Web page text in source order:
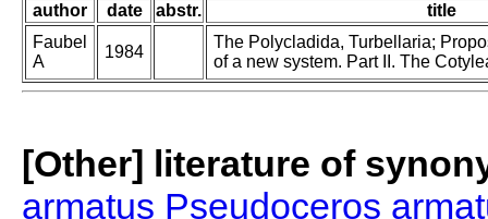
author date abstr.
title
Faubel
A
1984
The Polycladida, Turbellaria;
of a new system. Part II. The
[Other] literature of
armatus Pseudoceros